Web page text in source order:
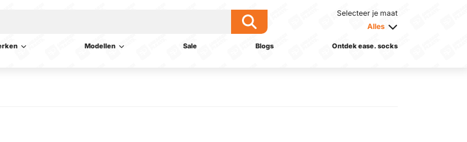
Selecteer je maat
Alles
Modellen Sale Blogs Ontdek ease. socks